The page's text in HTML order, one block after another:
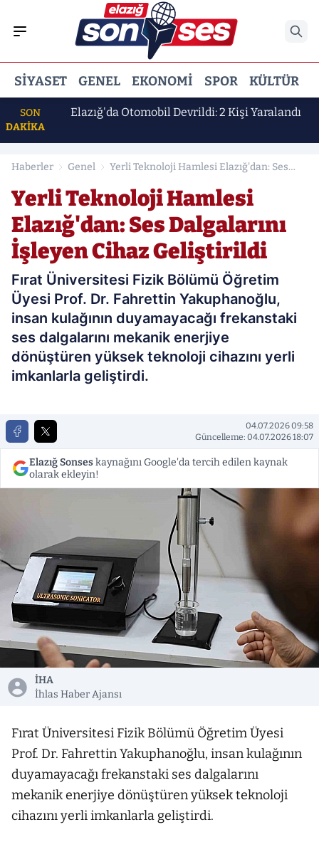
SIYASET GENEL EKONOMI SPOR KÜLTÜR
SON
DAKİKA
Elazığ'da Otomobil Devrildi: 2 Kişi Yaralandı
Haberler Genel
Yerli Teknoloji Hamlesi Elazığ'dan: Ses
Yerli Teknoloji Hamlesi
Elazığ'dan: Ses Dalgalarını
İşleyen Cihaz Geliştirildi
Fırat Üniversitesi Fizik Bölümü Öğretim
Üyesi Prof. Dr. Fahrettin Yakuphanoğlu,
insan kulağının duyamayacağı frekanstaki
ses dalgalarını mekanik enerjiye
dönüştüren yüksek teknoloji cihazını yerli
imkanlarla geliştirdi.
04.07.2026 09:58
Güncelleme: 04.07.2026 18:07
Elazığ Sonseskaynağını Google'da tercih edilen kaynak
olarak ekleyin!
İHA
İhlas Haber Ajansı
Fırat Üniversitesi Fizik Bölümü Öğretim Üyesi
Prof. Dr. Fahrettin Yakuphanoğlu, insan kulağının
duyamayacağı frekanstaki ses dalgalarını
mekanik enerjiye dönüştüren yüksek teknoloji
cihazını yerli imkanlarla geliştirdi.